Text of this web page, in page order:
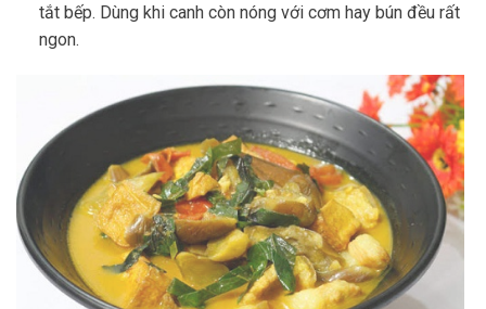
tắt bếp. Dùng khi canh còn nóng với cơm hay bún đều rất
ngon.